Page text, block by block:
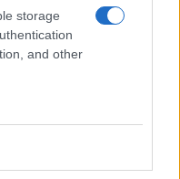
storage
and other